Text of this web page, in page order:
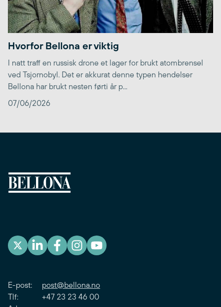
Hvorfor Bellona er viktig
I natt traff en russisk drone et lager for brukt atombrensel
ved Tsjornobyl. Det er akkurat denne typen hendelser
Bellona har brukt nesten førti år p...
07/06/2026
E-post: post@bellona.no
Tlf: +47 23 23 46 00